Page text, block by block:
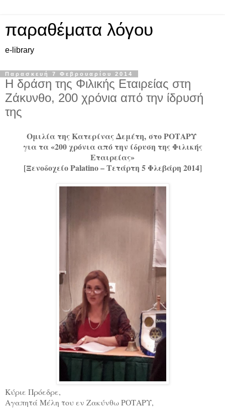
παραθέματα λόγου
e-library
Παρασκευή 7 Φεβρουαρίου 2014
Η δράση της Φιλικής Εταιρείας στη
Ζάκυνθο, 200 χρόνια από την ίδρυσή
της
Oμιλία της Κατερίνας Δεμέτη, στο ΡΟΤΑΡΥ
για τα «200 χρόνια από την ίδρυση της Φιλικής
Εταιρείας»
[ΞενοδοχείοPalatino– Τετάρτη 5 Φλεβάρη 2014]
Κύριε Πρόεδρε,
Αγαπητά Μέλη του εν Ζακύνθω ΡΟΤΑΡΥ,